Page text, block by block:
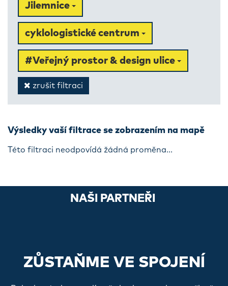
Jilemnice
cyklologistické centrum
#Veřejný prostor & design ulice
zrušit filtraci
Výsledky vaší filtrace se zobrazením na mapě
Této filtraci neodpovídá žádná proměna...
NAŠI PARTNEŘI
ZŮSTAŇME VE SPOJENÍ